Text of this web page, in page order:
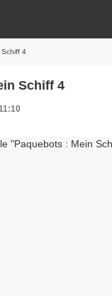
4
Schiff 4